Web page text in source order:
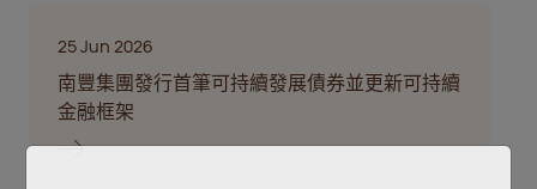
25 Jun 2026
南豐集團發行首筆可持續發展債券並更新可持續
金融框架